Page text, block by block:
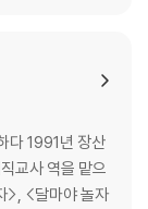
해 개봉 시의 동영
제한될 수 있습니
부하여 고객센터에
봉 전에만 운임비
다 1991년 장산
교사 역을 맡으
>, <달마야 놀자